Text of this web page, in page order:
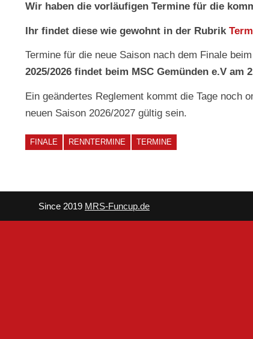
Wir haben die vorläufigen Termine für die
Ihr findet diese wie gewohnt in der Rubrik
Termine für die neue Saison nach dem Finale
2025/2026 findet beim MSC Gemünden e.V am
Ein geändertes Reglement kommt die Tage noch
neuen Saison 2026/2027 gültig sein.
FINALE RENNTERMINE TERMINE
Since 2019 MRS-Funcup.de